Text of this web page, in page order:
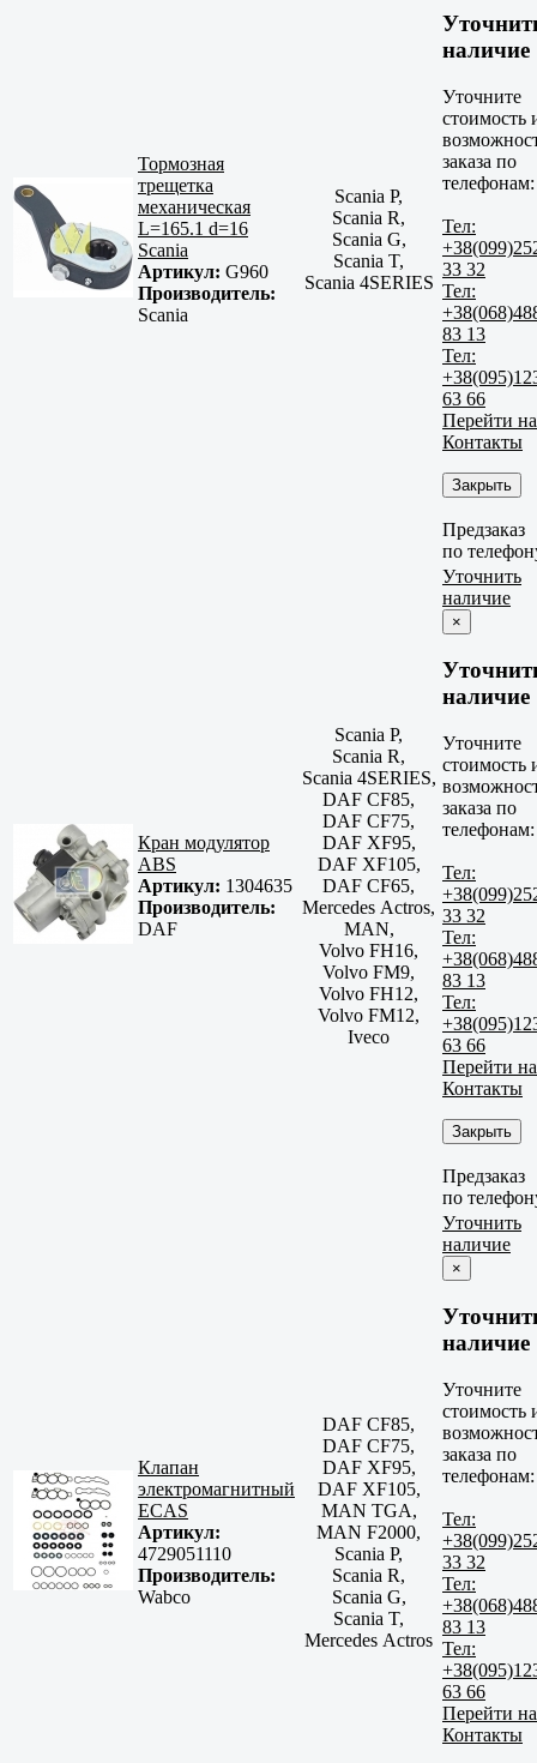
Тормозная
трещетка
механическая
L=165.1 d=16
Scania
Артикул: G960
Производитель:
Scania
Scania P,
Scania R,
Scania G,
Scania T,
Scania 4SERIES
наличие
Уточните
стоимость
заказа по
телефонам:
Тел:
33 32
Тел:
83 13
Тел:
63 66
Перейти на
Контакты
Закрыть
Предзаказ
по
Кран модулятор
ABS
Артикул: 1304635
Производитель:
DAF
Scania P,
Scania R,
Scania 4SERIES,
DAF CF85,
DAF CF75,
DAF XF95,
DAF XF105,
DAF CF65,
Mercedes Actros,
MAN,
Volvo FH16,
Volvo FM9,
Volvo FH12,
Volvo FM12,
Iveco
Уточнить
наличие
×
наличие
Уточните
стоимость
заказа по
телефонам:
Тел:
33 32
Тел:
83 13
Тел:
63 66
Перейти на
Контакты
Закрыть
Предзаказ
по
Клапан
электромагнитный
ECAS
Артикул:
4729051110
Производитель:
Wabco
DAF CF85,
DAF CF75,
DAF XF95,
DAF XF105,
MAN TGA,
MAN F2000,
Scania P,
Scania R,
Scania G,
Scania T,
Mercedes Actros
Уточнить
наличие
×
наличие
Уточните
стоимость
заказа по
телефонам:
Тел:
33 32
Тел:
83 13
Тел:
63 66
Перейти на
Контакты